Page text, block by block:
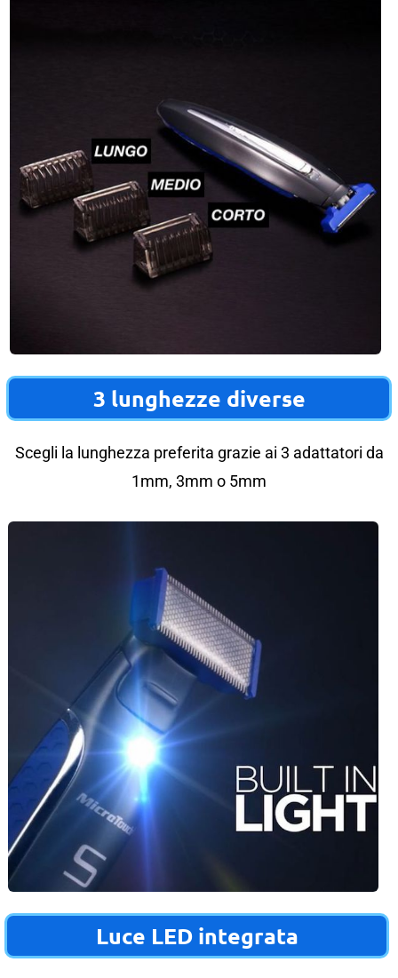
3 lunghezze diverse
Scegli la lunghezza preferita grazie ai 3 adattatori da
1mm, 3mm o 5mm
Luce LED integrata